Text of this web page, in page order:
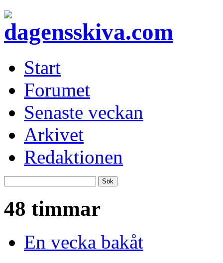
Start
Forumet
Senaste veckan
Arkivet
Redaktionen
48 timmar
En vecka bakåt